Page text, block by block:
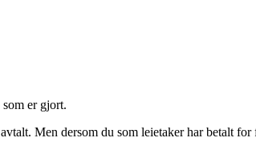
er gjort.
Men dersom du som leietaker har betalt